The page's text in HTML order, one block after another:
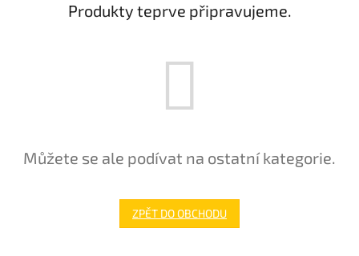
Produkty teprve připravujeme.
Můžete se ale podívat na ostatní kategorie.
ZPĚT DO OBCHODU